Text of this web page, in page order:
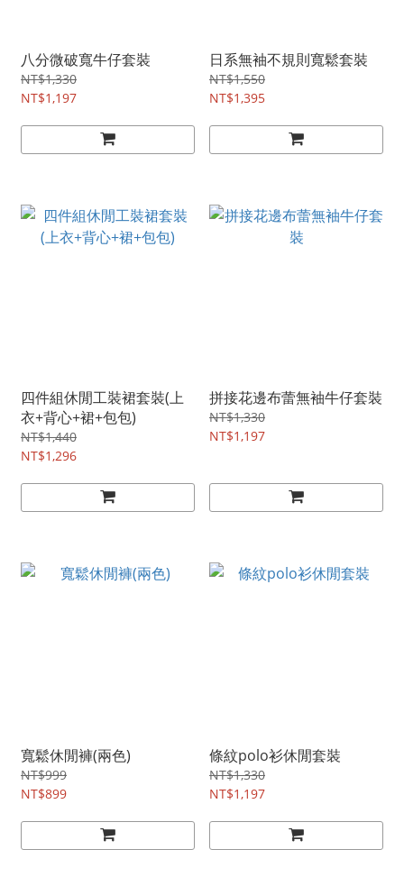
八分微破寬牛仔套裝
NT$1,330
NT$1,197
日系無袖不規則寬鬆套裝
NT$1,550
NT$1,395
四件組休閒工裝裙套裝(上
衣+背心+裙+包包)
NT$1,440
NT$1,296
拼接花邊布蕾無袖牛仔套裝
NT$1,330
NT$1,197
寬鬆休閒褲(兩色)
NT$999
NT$899
條紋polo衫休閒套裝
NT$1,330
NT$1,197